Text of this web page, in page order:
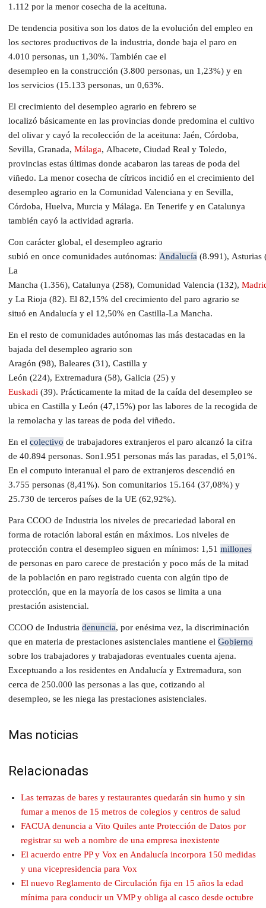
1.112 por la menor cosecha de la aceituna.
De tendencia positiva son los datos de la evolución del empleo en
los sectores productivos de la industria, donde baja el paro en
4.010 personas, un 1,30%. También cae el
desempleo en la construcción (3.800 personas, un 1,23%) y en
los servicios (15.133 personas, un 0,63%.
El crecimiento del desempleo agrario en febrero se
localizó básicamente en las provincias donde predomina el cultivo
del olivar y cayó la recolección de la aceituna: Jaén, Córdoba,
Sevilla, Granada, Málaga, Albacete, Ciudad Real y Toledo,
provincias estas últimas donde acabaron las tareas de poda del
viñedo. La menor cosecha de cítricos incidió en el crecimiento del
desempleo agrario en la Comunidad Valenciana y en Sevilla,
Córdoba, Huelva, Murcia y Málaga. En Tenerife y en Catalunya
también cayó la actividad agraria.
Con carácter global, el desempleo agrario
subió en once comunidades autónomas: Andalucía (8.991), Asturias
La
Mancha (1.356), Catalunya (258), Comunidad Valencia (132),
y La Rioja (82). El 82,15% del crecimiento del paro agrario se
situó en Andalucía y el 12,50% en Castilla-La Mancha.
En el resto de comunidades autónomas las más destacadas en la
bajada del desempleo agrario son
Aragón (98), Baleares (31), Castilla y
León (224), Extremadura (58), Galicia (25) y
Euskadi (39). Prácticamente la mitad de la caída del desempleo se
ubica en Castilla y León (47,15%) por las labores de la recogida de
la remolacha y las tareas de poda del viñedo.
En el colectivo de trabajadores extranjeros el paro alcanzó la cifra
de 40.894 personas. Son1 .951 personas más las paradas, el 5,01%.
En el computo interanual el paro de extranjeros descendió en
3.755 personas (8,41%). Son comunitarios 15.164 (37,08%) y
25.730 de terceros países de la UE (62,92%).
Para CCOO de Industria los niveles de precariedad laboral en
forma de rotación laboral están en máximos. Los niveles de
protección contra el desempleo siguen en mínimos: 1,51 millones
de personas en paro carece de prestación y poco más de la mitad
de la población en paro registrado cuenta con algún tipo de
protección, que en la mayoría de los casos se limita a una
prestación asistencial.
CCOO de Industria denuncia, por enésima vez, la discriminación
que en materia de prestaciones asistenciales mantiene el Gobierno
sobre los trabajadores y trabajadoras eventuales cuenta ajena.
Exceptuando a los residentes en Andalucía y Extremadura, son
cerca de 250.000 las personas a las que, cotizando al
desempleo, se les niega las prestaciones asistenciales.
Mas noticias
Relacionadas
Las terrazas de bares y restaurantes quedarán sin humo y sin
fumar a menos de 15 metros de colegios y centros de salud
FACUA denuncia a Vito Quiles ante Protección de Datos por
registrar su web a nombre de una empresa inexistente
El acuerdo entre PP y Vox en Andalucía incorpora 150 medidas
y una vicepresidencia para Vox
El nuevo Reglamento de Circulación fija en 15 años la edad
mínima para conducir un VMP y obliga al casco desde octubre